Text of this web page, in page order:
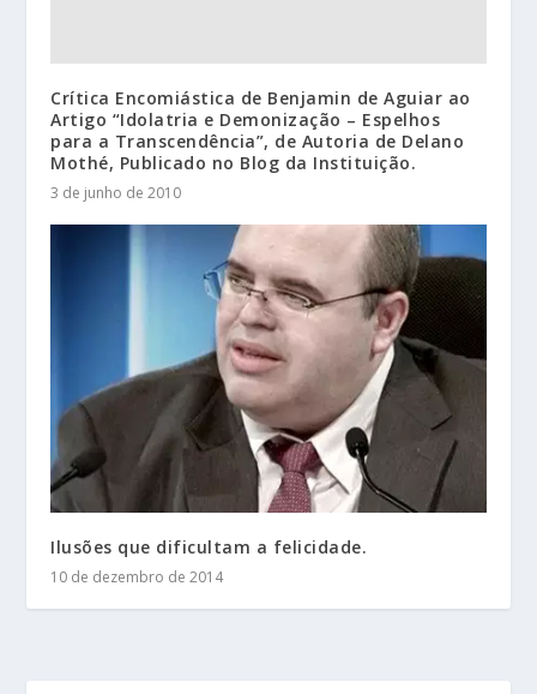
Crítica Encomiástica de Benjamin de Aguiar ao
Artigo “Idolatria e Demonização – Espelhos
para a Transcendência”, de Autoria de Delano
Mothé, Publicado no Blog da Instituição.
3 de junho de 2010
Ilusões que dificultam a felicidade.
10 de dezembro de 2014